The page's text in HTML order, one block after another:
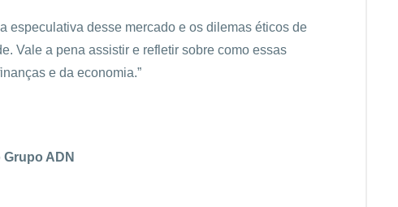
especulativa desse mercado e os dilemas éticos de
Vale a pena assistir e refletir sobre como essas
e da economia.”
ADN